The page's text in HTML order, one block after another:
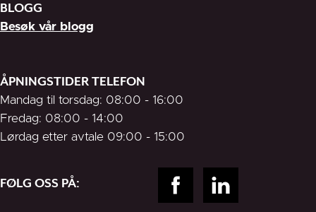
BLOGG
Besøk vår blogg
ÅPNINGSTIDER TELEFON
Mandag til torsdag: 08:00 - 16:00
Fredag: 08:00 - 14:00
Lørdag etter avtale 09:00 - 15:00
FØLG OSS PÅ: